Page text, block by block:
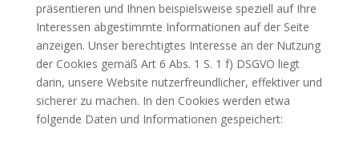
präsentieren und Ihnen beispielsweise speziell auf Ihre
Interessen abgestimmte Informationen auf der Seite
anzeigen. Unser berechtigtes Interesse an der Nutzung
der Cookies gemäß Art 6 Abs. 1 S. 1 f) DSGVO liegt
darin, unsere Website nutzerfreundlicher, effektiver und
sicherer zu machen. In den Cookies werden etwa
folgende Daten und Informationen gespeichert: